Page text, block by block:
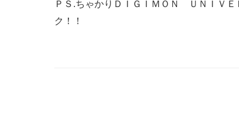
ＰＳ.ちゃかりＤＩＧＩＭＯＮ ＵＮＩＶＥ
ク！！